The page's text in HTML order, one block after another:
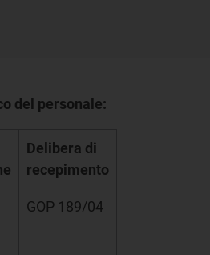
del personale:
Delibera di
recepimento
GOP 189/04